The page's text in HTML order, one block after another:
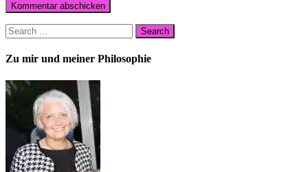
Zu mir und meiner Philosophie